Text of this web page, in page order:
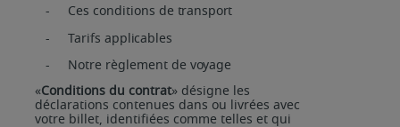
-
Ces conditions de transport
-
Tarifs applicables
-
Notre règlement de voyage
«Conditions du contrat» désigne les
déclarations contenues dans ou livrées avec
votre billet, identifiées comme telles et qui